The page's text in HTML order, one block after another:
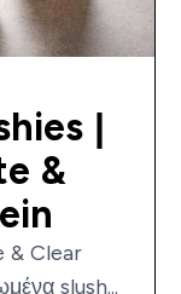
|
&
& Clear
slush...